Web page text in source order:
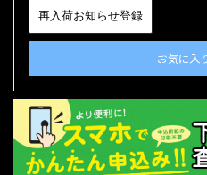
再入荷お知らせ登録
お気に入